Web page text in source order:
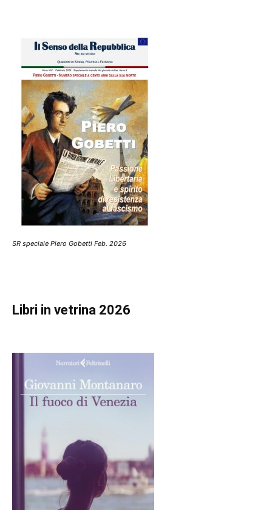
SR speciale Piero Gobetti Feb. 2026
Libri in vetrina 2026